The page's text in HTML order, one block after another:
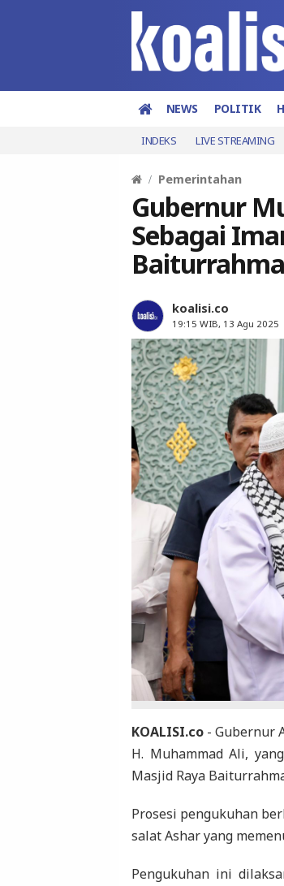
NEWS POLITIK
INDEKS LIVE STREAMING
Pemerintahan
Gubernur
Sebagai
koalisi.co
19:15 WIB, 13 Agu 2025
KOALISI.co - Gubernur
H. Muhammad Ali,
Masjid Raya
Prosesi pengukuhan
salat Ashar yang
Pengukuhan ini